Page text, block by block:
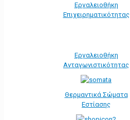
Εργαλειοθήκη
Eπιχειρηματικότητας
Εργαλειοθήκη
Ανταγωνιστικότητας
Θερμαντικά Σώματα
Εστίασης